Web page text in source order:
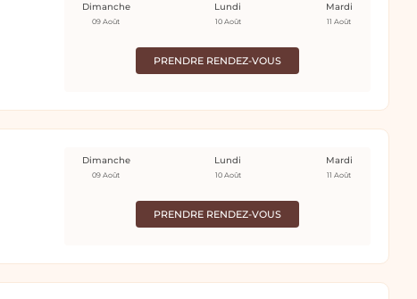
PRENDRE RENDEZ-VOUS
Dimanche
09 Août
Lundi
10 Août
Mardi
11 Août
PRENDRE RENDEZ-VOUS
Dimanche
09 Août
Lundi
10 Août
Mardi
11 Août